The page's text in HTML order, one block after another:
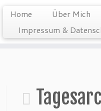
Home Über Mich
Impressum &